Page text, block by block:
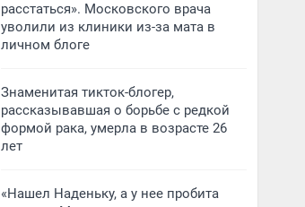
расстаться». Московского врача
уволили из клиники из-за мата в
личном блоге
Знаменитая тикток-блогер,
рассказывавшая о борьбе с редкой
формой рака, умерла в возрасте 26
лет
«Нашел Наденьку, а у нее пробита